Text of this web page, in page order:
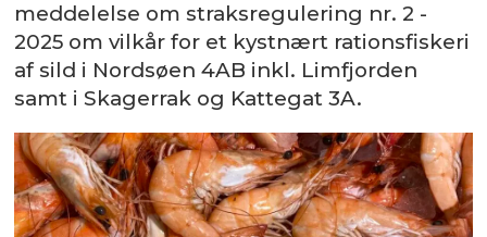
meddelelse om straksregulering nr. 2 -
2025 om vilkår for et kystnært rationsfiskeri
af sild i Nordsøen 4AB inkl. Limfjorden
samt i Skagerrak og Kattegat 3A.